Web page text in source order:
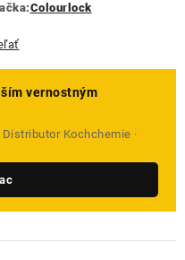
Colourlock
vernostným
Kochchemie ·